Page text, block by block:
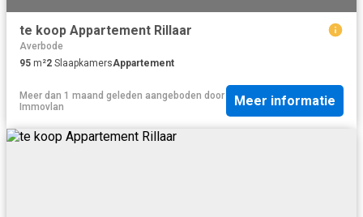
te koop Appartement Rillaar
Averbode
95 m²2 SlaapkamersAppartement
Meer dan 1 maand geleden aangeboden door
Immovlan
Meer informatie